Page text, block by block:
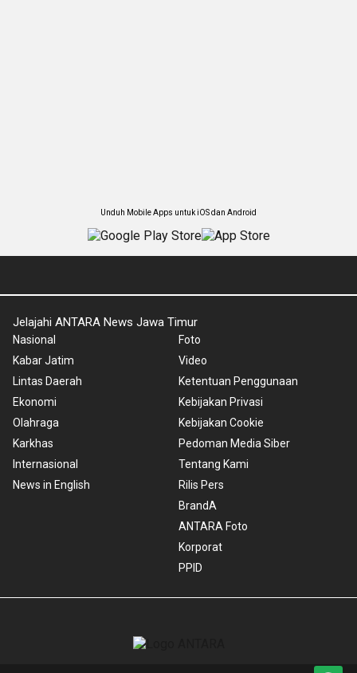
Unduh Mobile Apps untuk iOS dan Android
Jelajahi ANTARA News Jawa Timur
Nasional
Kabar Jatim
Lintas Daerah
Ekonomi
Olahraga
Karkhas
Internasional
News in English
Foto
Video
Ketentuan Penggunaan
Kebijakan Privasi
Kebijakan Cookie
Pedoman Media Siber
Tentang Kami
Rilis Pers
BrandA
ANTARA Foto
Korporat
PPID